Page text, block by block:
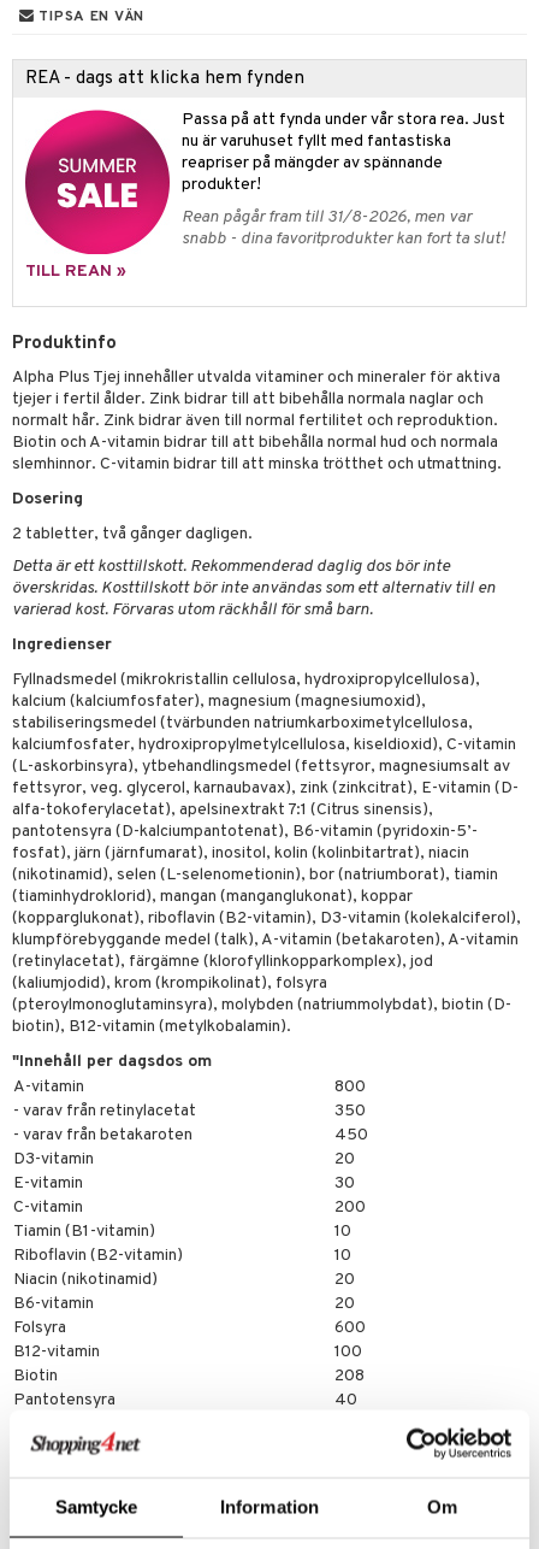
Samtycke Information Om
TIPSA EN VÄN
REA - dags att klicka hem fynden
Passa på att fynda under vår stora rea. Just
nu är varuhuset fyllt med fantastiska
reapriser på mängder av spännande
produkter!
Rean pågår fram till 31/8-2026, men var
snabb - dina favoritprodukter kan fort ta slut!
TILL REAN »
Produktinfo
Alpha Plus Tjej innehåller utvalda vitaminer och mineraler för aktiva
tjejer i fertil ålder. Zink bidrar till att bibehålla normala naglar och
normalt hår. Zink bidrar även till normal fertilitet och reproduktion.
Biotin och A-vitamin bidrar till att bibehålla normal hud och normala
slemhinnor. C-vitamin bidrar till att minska trötthet och utmattning.
Dosering
2 tabletter, två gånger dagligen.
Detta är ett kosttillskott. Rekommenderad daglig dos bör inte
överskridas. Kosttillskott bör inte användas som ett alternativ till en
varierad kost. Förvaras utom räckhåll för små barn.
Ingredienser
Fyllnadsmedel (mikrokristallin cellulosa, hydroxipropylcellulosa),
kalcium (kalciumfosfater), magnesium (magnesiumoxid),
stabiliseringsmedel (tvärbunden natriumkarboximetylcellulosa,
kalciumfosfater, hydroxipropylmetylcellulosa, kiseldioxid), C-vitamin
(L-askorbinsyra), ytbehandlingsmedel (fettsyror, magnesiumsalt av
fettsyror, veg. glycerol, karnaubavax), zink (zinkcitrat), E-vitamin (D-
alfa-tokoferylacetat), apelsinextrakt 7:1 (Citrus sinensis),
pantotensyra (D-kalciumpantotenat), B6-vitamin (pyridoxin-5’-
fosfat), järn (järnfumarat), inositol, kolin (kolinbitartrat), niacin
(nikotinamid), selen (L-selenometionin), bor (natriumborat), tiamin
(tiaminhydroklorid), mangan (manganglukonat), koppar
(kopparglukonat), riboflavin (B2-vitamin), D3-vitamin (kolekalciferol),
klumpförebyggande medel (talk), A-vitamin (betakaroten), A-vitamin
(retinylacetat), färgämne (klorofyllinkopparkomplex), jod
(kaliumjodid), krom (krompikolinat), folsyra
(pteroylmonoglutaminsyra), molybden (natriummolybdat), biotin (D-
biotin), B12-vitamin (metylkobalamin).
"Innehåll per dagsdos om
A-vitamin
800
- varav från retinylacetat
350
- varav från betakaroten
450
D3-vitamin
20
E-vitamin
30
C-vitamin
200
Tiamin (B1-vitamin)
10
Riboflavin (B2-vitamin)
10
Niacin (nikotinamid)
20
B6-vitamin
20
Folsyra
600
B12-vitamin
100
Biotin
208
Pantotensyra
40
Magnesium
Koppar
Mangan
& nötter
& buljong
& oro
& avgiftning
fot
dusch & tvål
oljor
utan sol
K